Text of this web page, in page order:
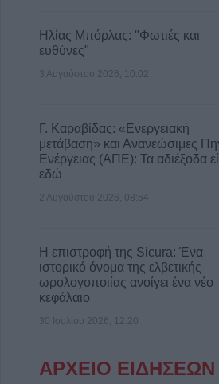
Ηλίας Μπόρλας: "Φωτιές και
ευθύνες"
3 Αυγούστου 2026, 10:02
Γ. Καραβίδας: «Ενεργειακή
μετάβαση» και Ανανεώσιμες
Ενέργειας (ΑΠΕ): Τα αδιέξοδα
εδώ
2 Αυγούστου 2026, 08:54
Η επιστροφή της Sicura: Ένα
ιστορικό όνομα της ελβετικής
ωρολογοποιίας ανοίγει ένα νέο
κεφάλαιο
30 Ιουλίου 2026, 12:20
ΑΡΧΕΙΟ ΕΙΔΗΣΕΩΝ